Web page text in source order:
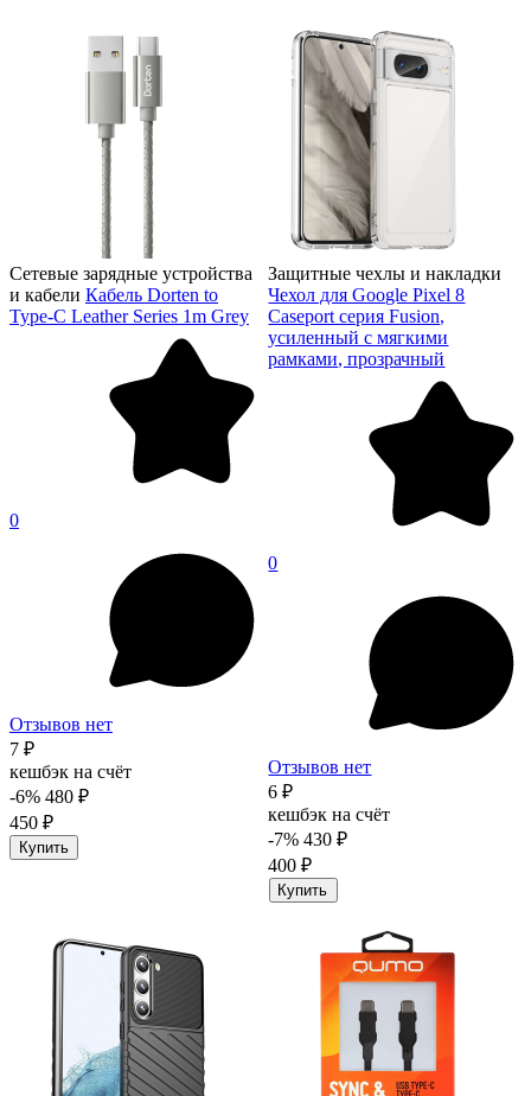
Сетевые зарядные устройства
и кабели Кабель Dorten to
Type-C Leather Series 1m Grey
0
Отзывов нет
7 ₽
кешбэк на счёт
-6% 480 ₽
450 ₽
Купить
Защитные чехлы и накладки
Чехол для Google Pixel 8
Caseport серия Fusion,
усиленный с мягкими
рамками, прозрачный
0
Отзывов нет
6 ₽
кешбэк на счёт
-7% 430 ₽
400 ₽
Купить